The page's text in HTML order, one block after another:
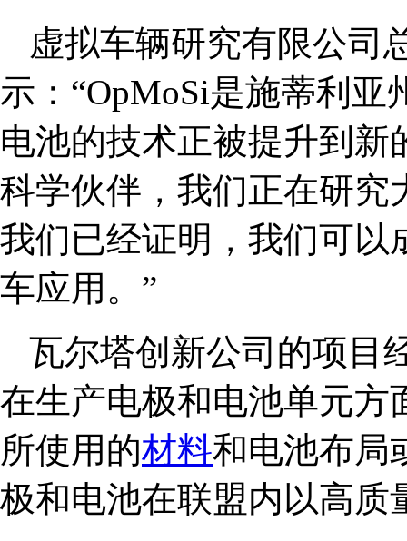
虚拟车辆研究有限公司
示：“OpMoSi是施蒂利
电池的技术正被提升到
科学伙伴，我们正在研究
我们已经证明，我们可以
车应用。”
瓦尔塔创新公司的项目
在生产电极和电池单元方
所使用的材料和电池布局
极和电池在联盟内以高质